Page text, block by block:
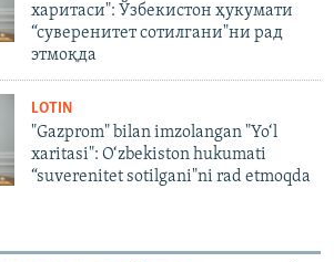
харитаси": Ўзбекистон ҳукумати
“суверенитет сотилгани"ни рад
этмоқда
LOTIN
"Gazprom" bilan imzolangan "Yo‘l
xaritasi": O‘zbekiston hukumati
“suverenitet sotilgani"ni rad etmoqda